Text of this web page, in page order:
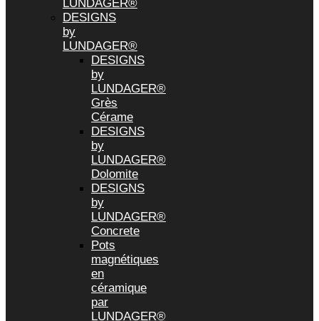
LUNDAGER®
DESIGNS
by
LUNDAGER®
DESIGNS
by
LUNDAGER®
Grès
Cérame
DESIGNS
by
LUNDAGER®
Dolomite
DESIGNS
by
LUNDAGER®
Concrete
Pots
magnétiques
en
céramique
par
LUNDAGER®